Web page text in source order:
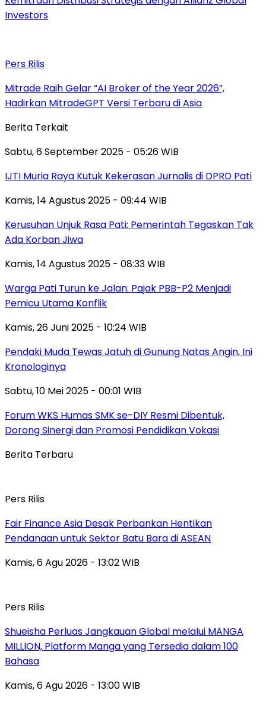
Investors
Pers Rilis
Mitrade Raih Gelar “AI Broker of the Year 2026”,
Hadirkan MitradeGPT Versi Terbaru di Asia
Berita Terkait
Sabtu, 6 September 2025 - 05:26 WIB
IJTI Muria Raya Kutuk Kekerasan Jurnalis di DPRD Pati
Kamis, 14 Agustus 2025 - 09:44 WIB
Kerusuhan Unjuk Rasa Pati: Pemerintah Tegaskan Tak
Ada Korban Jiwa
Kamis, 14 Agustus 2025 - 08:33 WIB
Warga Pati Turun ke Jalan: Pajak PBB-P2 Menjadi
Pemicu Utama Konflik
Kamis, 26 Juni 2025 - 10:24 WIB
Pendaki Muda Tewas Jatuh di Gunung Natas Angin, Ini
Kronologinya
Sabtu, 10 Mei 2025 - 00:01 WIB
Forum WKS Humas SMK se-DIY Resmi Dibentuk,
Dorong Sinergi dan Promosi Pendidikan Vokasi
Berita Terbaru
Pers Rilis
Fair Finance Asia Desak Perbankan Hentikan
Pendanaan untuk Sektor Batu Bara di ASEAN
Kamis, 6 Agu 2026 - 13:02 WIB
Pers Rilis
Shueisha Perluas Jangkauan Global melalui MANGA
MILLION, Platform Manga yang Tersedia dalam 100
Bahasa
Kamis, 6 Agu 2026 - 13:00 WIB